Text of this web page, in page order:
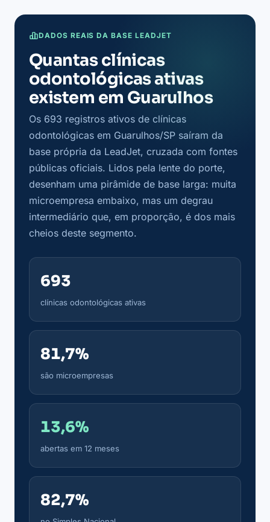
DADOS REAIS DA BASE LEADJET
Quantas clínicas
odontológicas ativas
existem em Guarulhos
Os 693 registros ativos de clínicas
odontológicas em Guarulhos/SP saíram da
base própria da LeadJet, cruzada com fontes
públicas oficiais. Lidos pela lente do porte,
desenham uma pirâmide de base larga: muita
microempresa embaixo, mas um degrau
intermediário que, em proporção, é dos mais
cheios deste segmento.
693
clínicas odontológicas ativas
81,7%
são microempresas
13,6%
abertas em 12 meses
82,7%